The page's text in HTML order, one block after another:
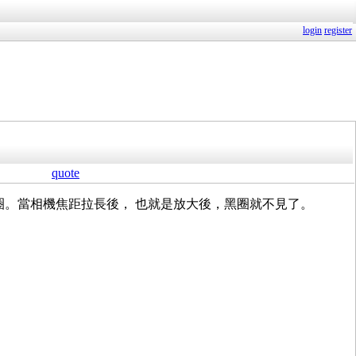
login register
quote
當相機焦距拉長後， 也就是放大後，黑圈就不見了。